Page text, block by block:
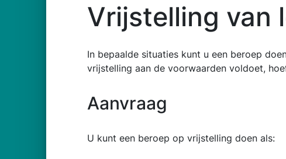
Vrijstelling van
In bepaalde situaties kunt u een beroep
vrijstelling aan de voorwaarden voldoet,
Aanvraag
U kunt een beroep op vrijstelling doen als: